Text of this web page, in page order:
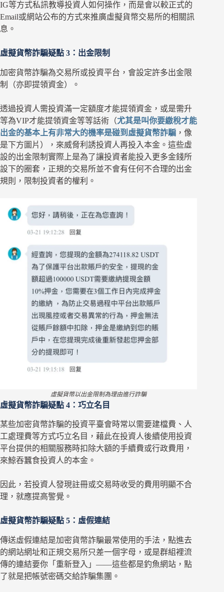
IG等方式私訊教導投資人如何操作，而是會以較正式的
Email或網站公布的方式來推廣虛擬貨幣交易所的相關訊
息。
虛擬貨幣詐騙疑點 3：出金限制
加密貨幣詐騙為交易所或投資平台，會設定許多出金限
制（亦即提領資金）。
透過投資人需投資滿一定額度才能提領資金，或是需升
等為VIP才能提領資金等等話術（尤其是叫你要繳稅才能
出金的基本上有非常大的機率是碰到虛擬貨幣詐騙 ，像
是下方圖片），來威脅利誘投資人再投入本金。這些虛
設的出金限制實際上是為了讓投資者能投入更多金錢所
設下的圈套，正規的交易所並不會有任何不合理的出金
規則，限制投資者的權利。
虛擬貨幣以出金限制為理由進行詐騙
虛擬貨幣詐騙疑點 4：巧立名目
某些加密貨幣詐騙的投資平臺會時常以需要建檔費、人
工處理費等方式巧立名目，藉此在投資人後續使用投資
平台提供的相關服務時扣除大額的手續費或行政費用，
來鯨吞蠶食投資人的本金。
因此，若投資人發現註冊或交易時收受的費用明顯不合
理，就應提高警覺。
虛擬貨幣詐騙疑點 5：虛假連結
傳送虛假連結是加密貨幣詐騙最常使用的手法，點進去
的網站網址和正規交易所只差一個字母，或是群組裡流
傳的連結要你「重新登入」——這些都是釣魚網站，點
了就是把帳號密碼交給詐騙集團。